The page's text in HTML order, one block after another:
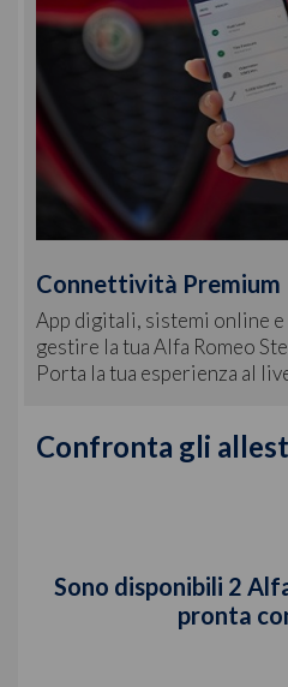
Connettività Premium
App digitali, sistemi online
gestire la tua Alfa Romeo
Porta la tua esperienza al
Confronta gli
Sono disponibili 2
pronta